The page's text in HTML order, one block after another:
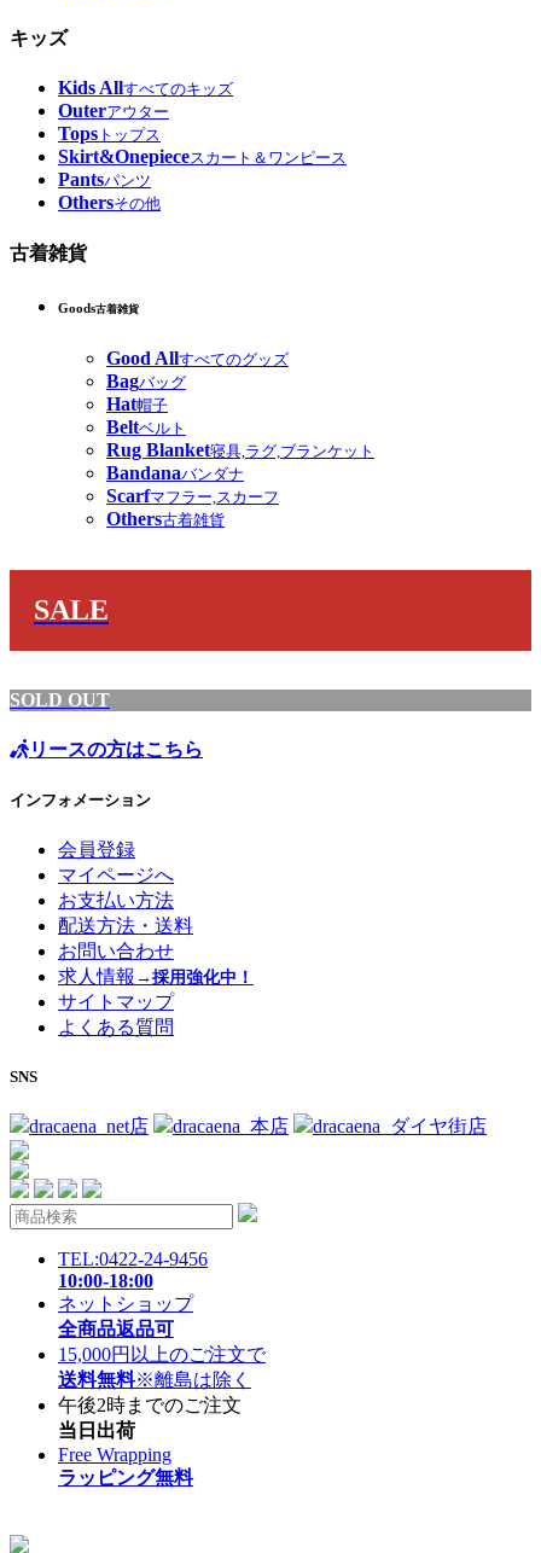
キッズ
Kids Allすべてのキッズ
Outerアウター
Tops トップス
Skirt&Onepieceスカート＆ワンピース
Pantsパンツ
Othersその他
古着雑貨
Goods古着雑貨
Good Allすべてのグッズ
Bagバッグ
Hat帽子
Beltベルト
Rug Blanket寝具,ラグ,ブランケット
Bandanaバンダナ
Scarfマフラー,スカーフ
Others古着雑貨
SALE
SOLD OUT
リースの方はこちら
インフォメーション
会員登録
マイページへ
お支払い方法
配送方法・送料
お問い合わせ
求人情報 →採用強化中！
サイトマップ
よくある質問
SNS
dracaena_net店 dracaena_本店 dracaena_ダイヤ街店
TEL:0422-24-9456
10:00-18:00
ネットショップ
全商品返品可
15,000円以上のご注文で
送料無料※離島は除く
午後2時までのご注文
当日出荷
Free Wrapping
ラッピング無料